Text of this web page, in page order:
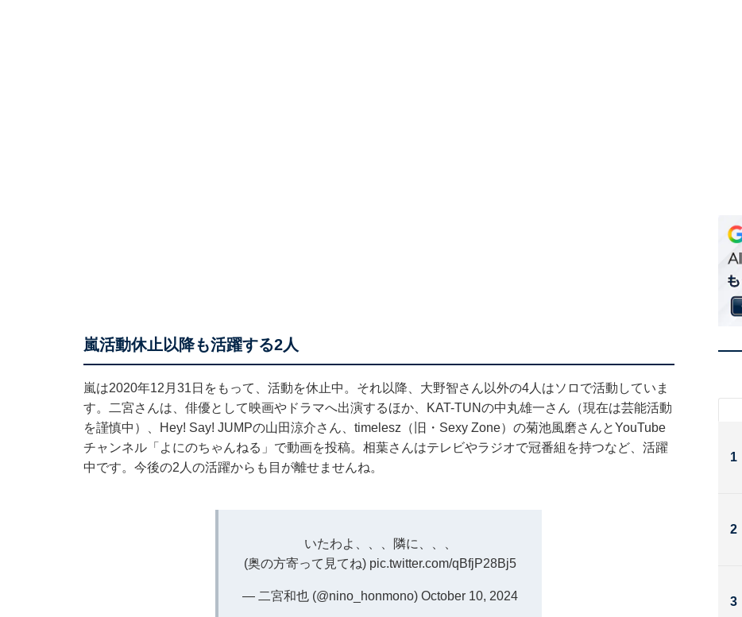
嵐活動休止以降も活躍する2人
嵐は2020年12月31日をもって、活動を休止中。それ以降、大野智さん以外の4人はソロで活動していま
す。二宮さんは、俳優として映画やドラマへ出演するほか、KAT-TUNの中丸雄一さん（現在は芸能活動
を謹慎中）、Hey! Say! JUMPの山田涼介さん、timelesz（旧・Sexy Zone）の菊池風磨さんとYouTube
チャンネル「よにのちゃんねる」で動画を投稿。相葉さんはテレビやラジオで冠番組を持つなど、活躍
中です。今後の2人の活躍からも目が離せませんね。
いたわよ、、、隣に、、、
(奥の方寄って見てね) pic.twitter.com/qBfjP28Bj5
— 二宮和也 (@nino_honmono) October 10, 2024
1
2
3